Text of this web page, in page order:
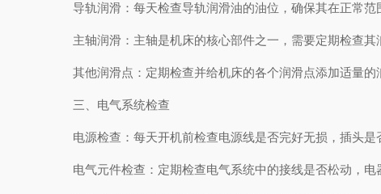
导轨润滑：每天检查导轨润滑油的油位，确保其在正常范
主轴润滑：主轴是机床的核心部件之一，需要定期检查其
其他润滑点：定期检查并给机床的各个润滑点添加适量的
三、电气系统检查
电源检查：每天开机前检查电源线是否完好无损，插头是
电气元件检查：定期检查电气系统中的接线是否松动，电